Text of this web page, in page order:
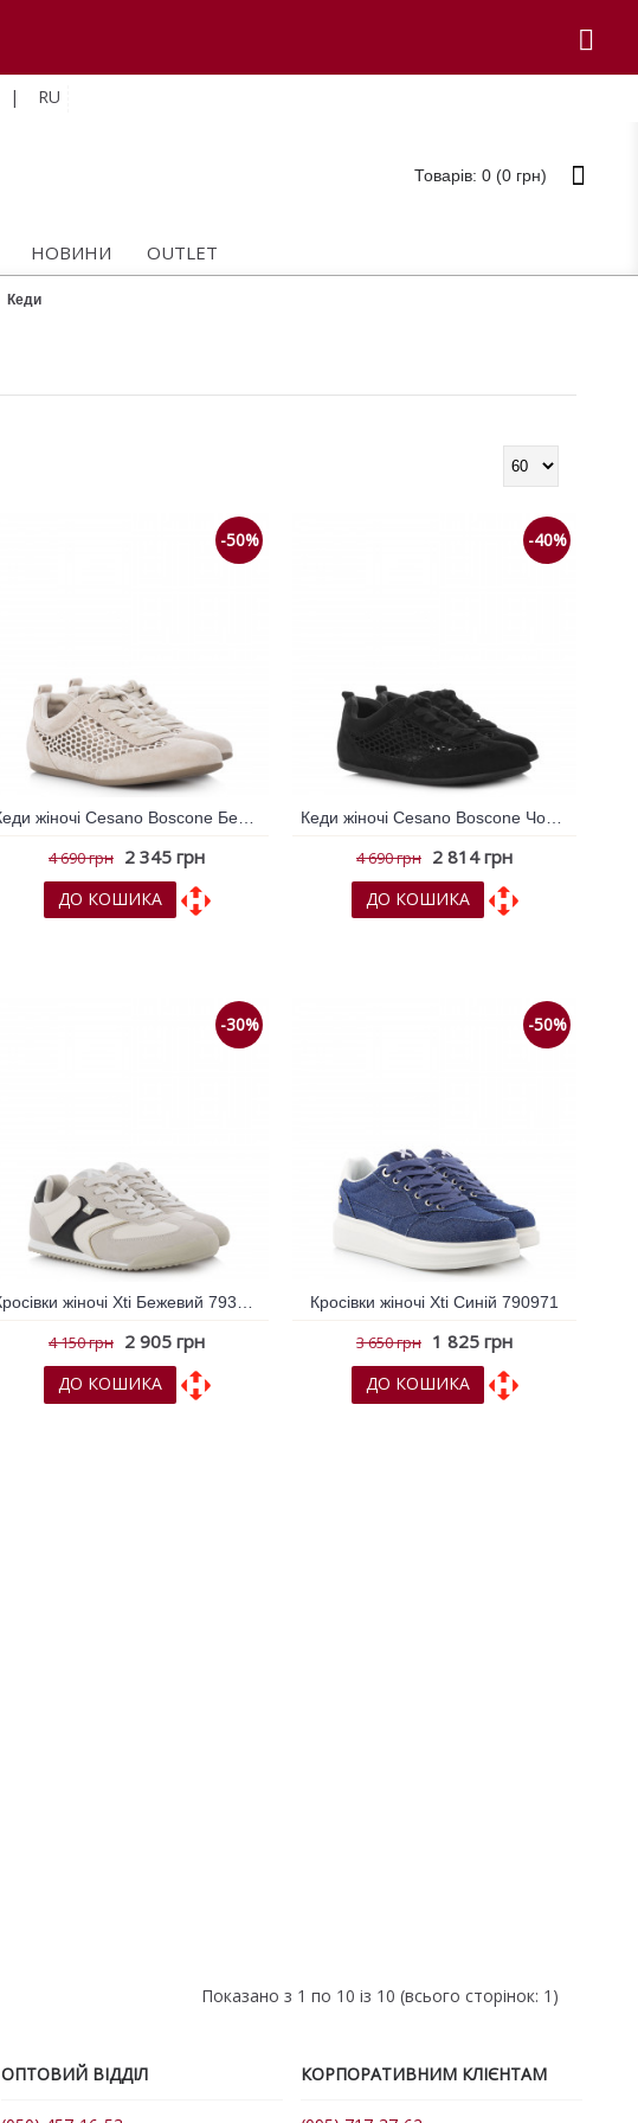
| RU
Товарів: 0 (0 грн)
НОВИНИ OUTLET
Кеди
-50%
4 690 грн 2 345 грн
ДО КОШИКА
-40%
4 690 грн 2 814 грн
ДО КОШИКА
-30%
Кросівки жіночі Xti Бежевий 793606
4 150 грн 2 905 грн
ДО КОШИКА
-50%
Кросівки жіночі Xti Синій 790971
3 650 грн 1 825 грн
ДО КОШИКА
Показано з 1 по 10 із 10 (всього сторінок: 1)
ОПТОВИЙ ВІДДІЛ КОРПОРАТИВНИМ КЛІЄНТАМ